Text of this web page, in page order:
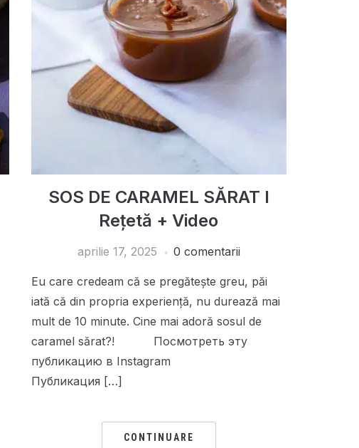
SOS DE CARAMEL SĂRAT I
Rețetă + Video
aprilie 17, 2025 0 comentarii
Eu care credeam că se pregătește greu, păi
iată că din propria experiență, nu durează mai
mult de 10 minute. Cine mai adoră sosul de
caramel sărat?! Посмотреть эту
публикацию в Instagram
Публикация […]
CONTINUARE